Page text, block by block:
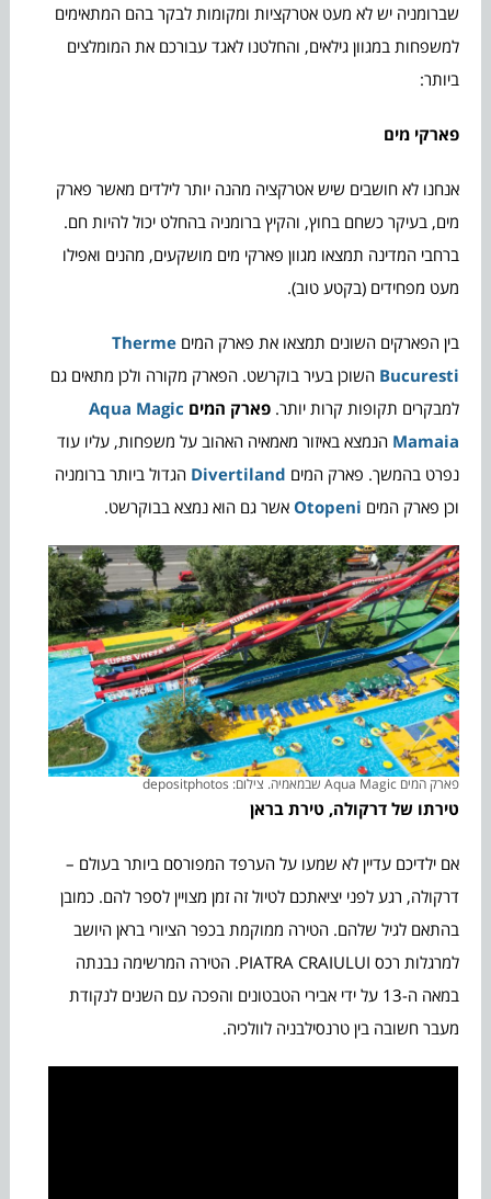
שברומניה יש לא מעט אטרקציות ומקומות לבקר בהם המתאימים
למשפחות במגוון גילאים, והחלטנו לאגד עבורכם את המומלצים
ביותר:
פארקי מים
אנחנו לא חושבים שיש אטרקציה מהנה יותר לילדים מאשר פארק
מים, בעיקר כשחם בחוץ, והקיץ ברומניה בהחלט יכול להיות חם.
ברחבי המדינה תמצאו מגוון פארקי מים מושקעים, מהנים ואפילו
מעט מפחידים (בקטע טוב).
בין הפארקים השונים תמצאו את פארק המיםTherme
Bucuresti השוכן בעיר בוקרשט. הפארק מקורה ולכן מתאים גם
למבקרים תקופות קרות יותר.פארק המים Aqua Magic
Mamaia הנמצא באיזור מאמאיה האהוב על משפחות, עליו עוד
נפרט בהמשך. פארק המים Divertiland הגדול ביותר ברומניה
וכן פארק המים Otopeni אשר גם הוא נמצא בבוקרשט.
פארק המים Aqua Magic שבמאמיה. צילום: depositphotos
טירתו של דרקולה, טירת בראן
אם ילדיכם עדיין לא שמעו על הערפד המפורסם ביותר בעולם –
דרקולה, רגע לפני יציאתכם לטיול זה זמן מצויין לספר להם. כמובן
בהתאם לגיל שלהם. הטירה ממוקמת בכפר הציורי בראן היושב
למרגלות רכס PIATRA CRAIULUI. הטירה המרשימה נבנתה
במאה ה-13 על ידי אבירי הטבטונים והפכה עם השנים לנקודת
מעבר חשובה בין טרנסילבניה לוולכיה.